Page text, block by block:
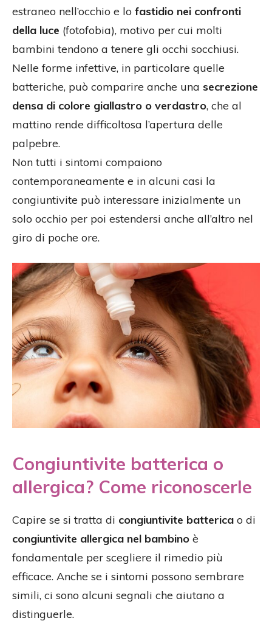
estraneo nell’occhio e lo fastidio nei confronti
della luce (fotofobia), motivo per cui molti
bambini tendono a tenere gli occhi socchiusi.
Nelle forme infettive, in particolare quelle
batteriche, può comparire anche una secrezione
densa di colore giallastro o verdastro, che al
mattino rende difficoltosa l’apertura delle
palpebre.
Non tutti i sintomi compaiono
contemporaneamente e in alcuni casi la
congiuntivite può interessare inizialmente un
solo occhio per poi estendersi anche all’altro nel
giro di poche ore.
Congiuntivite batterica o
allergica? Come riconoscerle
Capire se si tratta di congiuntivite batterica o di
congiuntivite allergica nel bambino è
fondamentale per scegliere il rimedio più
efficace. Anche se i sintomi possono sembrare
simili, ci sono alcuni segnali che aiutano a
distinguerle.